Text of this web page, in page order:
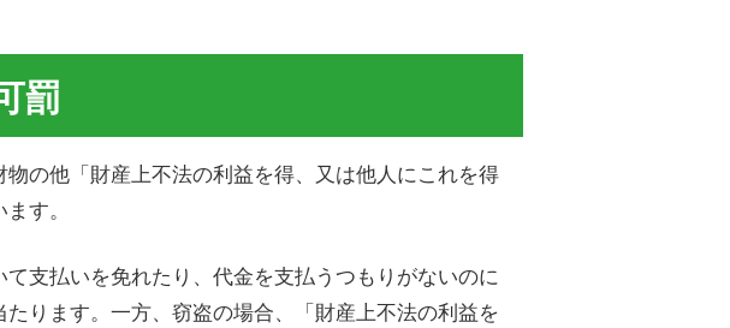
罰
の他「財産上不法の利益を得、又は他人にこれを得
す。
支払いを免れたり、代金を支払うつもりがないのに
ります。一方、窃盗の場合、「財産上不法の利益を